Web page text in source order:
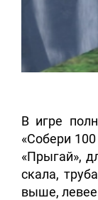
В игре
«Собери
«Прыгай»,
скала,
выше, левее